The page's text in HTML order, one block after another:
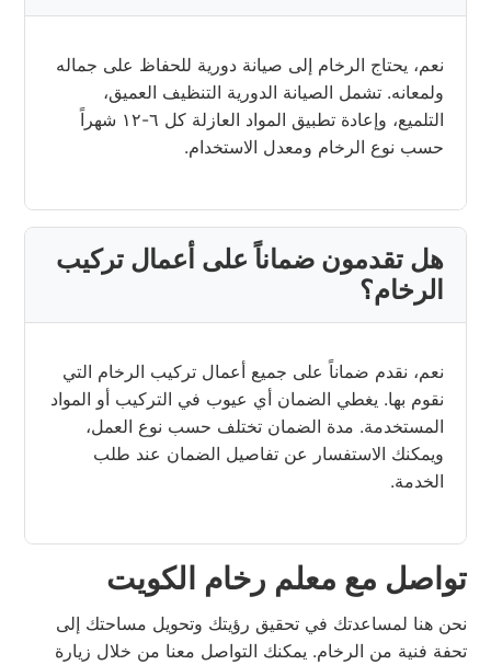
نعم، يحتاج الرخام إلى صيانة دورية للحفاظ على جماله
ولمعانه. تشمل الصيانة الدورية التنظيف العميق،
التلميع، وإعادة تطبيق المواد العازلة كل ٦-١٢ شهراً
حسب نوع الرخام ومعدل الاستخدام.
هل تقدمون ضماناً على أعمال تركيب
الرخام؟
نعم، نقدم ضماناً على جميع أعمال تركيب الرخام التي
نقوم بها. يغطي الضمان أي عيوب في التركيب أو المواد
المستخدمة. مدة الضمان تختلف حسب نوع العمل،
ويمكنك الاستفسار عن تفاصيل الضمان عند طلب
الخدمة.
تواصل مع معلم رخام الكويت
نحن هنا لمساعدتك في تحقيق رؤيتك وتحويل مساحتك إلى
تحفة فنية من الرخام. يمكنك التواصل معنا من خلال زيارة